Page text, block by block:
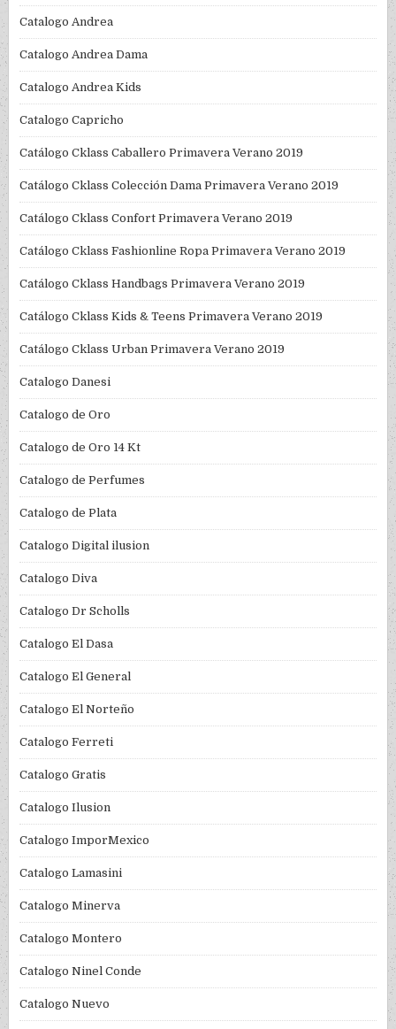
Catalogo Andrea
Catalogo Andrea Dama
Catalogo Andrea Kids
Catalogo Capricho
Catálogo Cklass Caballero Primavera Verano 2019
Catálogo Cklass Colección Dama Primavera Verano 2019
Catálogo Cklass Confort Primavera Verano 2019
Catálogo Cklass Fashionline Ropa Primavera Verano 2019
Catálogo Cklass Handbags Primavera Verano 2019
Catálogo Cklass Kids & Teens Primavera Verano 2019
Catálogo Cklass Urban Primavera Verano 2019
Catalogo Danesi
Catalogo de Oro
Catalogo de Oro 14 Kt
Catalogo de Perfumes
Catalogo de Plata
Catalogo Digital ilusion
Catalogo Diva
Catalogo Dr Scholls
Catalogo El Dasa
Catalogo El General
Catalogo El Norteño
Catalogo Ferreti
Catalogo Gratis
Catalogo Ilusion
Catalogo ImporMexico
Catalogo Lamasini
Catalogo Minerva
Catalogo Montero
Catalogo Ninel Conde
Catalogo Nuevo